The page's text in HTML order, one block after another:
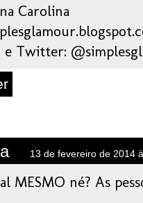
Carolina
e Twitter:
13 de fevereiro de 2014
MESMO né? As